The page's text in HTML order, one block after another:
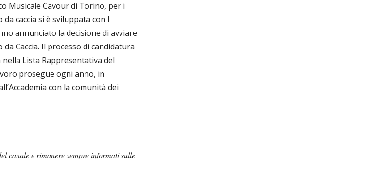
Musicale Cavour di Torino, per i
caccia si è sviluppata con I
annunciato la decisione di avviare
Caccia. Il processo di candidatura
Lista Rappresentativa del
prosegue ogni anno, in
con la comunità dei
canale e rimanere sempre informati sulle